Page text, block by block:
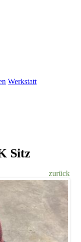
Werkstatt
Sitz
zurück